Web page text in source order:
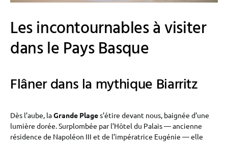
Les incontournables à visiter
dans le Pays Basque
Flâner dans la mythique Biarritz
Dès l’aube, laGrande Plages’étire devant nous, baignée d’une
lumière dorée. Surplombée par l’Hôtel du Palais — ancienne
résidence de Napoléon III et de l’impératrice Eugénie — elle